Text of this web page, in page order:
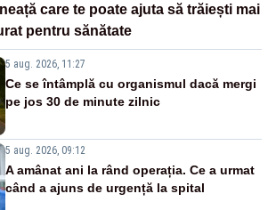
care te poate ajuta să trăiești mai
pentru sănătate
5 aug. 2026, 11:27
Ce se întâmplă cu organismul dacă mergi
pe jos 30 de minute zilnic
5 aug. 2026, 09:12
A amânat ani la rând operația. Ce a urmat
când a ajuns de urgență la spital